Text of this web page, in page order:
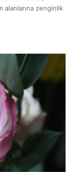
alanlarına zenginlik